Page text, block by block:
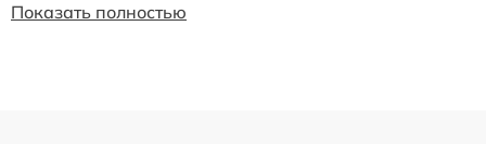
Показать полностью